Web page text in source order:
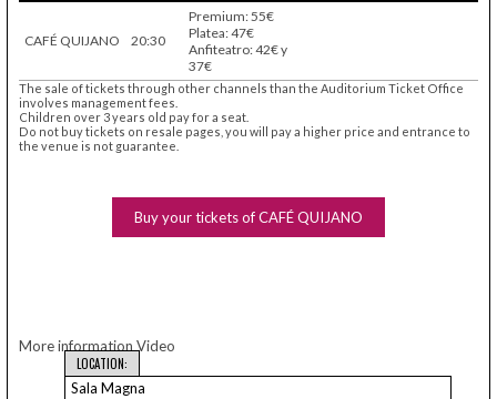
CAFÉ QUIJANO 20:30
Premium: 55€
Platea: 47€
Anfiteatro: 42€ y
37€
The sale of tickets through other channels than the Auditorium Ticket Office
involves management fees.
Children over 3 years old pay for a seat.
Do not buy tickets on resale pages, you will pay a higher price and entrance to
the venue is not guarantee.
Buy your tickets of CAFÉ QUIJANO
More information Video
LOCATION:
Sala Magna